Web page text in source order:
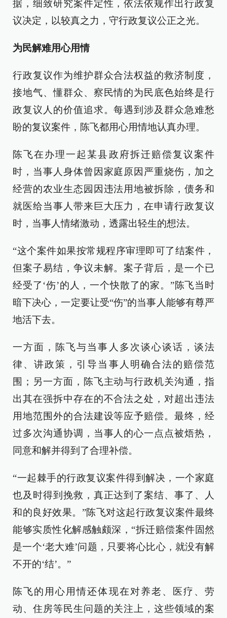
据，细致研究案件定性，依法依规作出行政复
议决定，以较真之力，守行政复议公正之光。
为民解难用心用情
行政复议作为维护群众合法权益的救济制度，
接地气、懂群众、察民情的为民底色始终是行
政复议人的价值追求。每遇到涉及群众急难愁
盼的复议案件，陈飞都用心用情地认真办理。
陈飞在办理一起某县政府拆迁赔偿复议案件
时，当事人身体曾因家庭原因严重烧伤，加之
经营的农业生态园因违法用地被拆除，债务和
就医给当事人带来巨大压力，在申请行政复议
时，当事人情绪激动，透露出轻生的想法。
“这个案件如果按常规程序审理即可了结案件，
但案子易结，争议未解。案子背后，是一个已
经受了‘伤’的人，一个快散了的家。”陈飞当时
暗下决心，一定要让受“伤”的当事人能够有尊严
地活下去。
一方面，陈飞与当事人多次谈心谈话，谈法
律、讲政策，引导当事人明确合法的赔偿范
围；另一方面，陈飞主动与行政机关沟通，指
出其在强拆中存在的不合法之处，对超出违法
用地范围外的合法建设等应予赔偿。最终，经
过多次沟通协调，当事人的心一点点被焐热，
同意和解并得到了合理补偿。
“一起棘手的行政复议案件得到解决，一个家庭
也及时得到挽救，真正达到了案结、事了、人
和的良好效果。”陈飞对这起行政复议案件最终
能够实质性化解感触颇深，“拆迁赔偿案件固然
是一个‘老大难’问题，只要将心比心，就没有解
不开的‘结’。”
陈飞的用心用情还体现在对养老、医疗、劳
动、住房等民生问题的关注上，这些领域的案